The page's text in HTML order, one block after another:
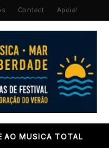
Contact Apoia!
AO MUSICA TOTAL